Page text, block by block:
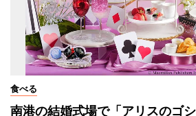
食べる
南港の結婚式場で「アリスのゴ